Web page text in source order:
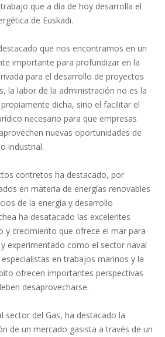
que a día de hoy desarrolla el
de Euskadi.
que nos encontramos en un
importante para profundizar en la
para el desarrollo de proyectos
la labor de la administración no es la
dicha, sino el facilitar el
necesario para que empresas
nuevas oportunidades de
industrial.
contretos ha destacado, por
en materia de energías renovables
de la energía y desarrollo
ha desatacado las excelentes
y crecimiento que ofrece el mar para
experimentado como el sector naval
en trabajos marinos y la
ofrecen importantes perspectivas
desaprovecharse.
sector del Gas, ha destacado la
de un mercado gasista a través de un